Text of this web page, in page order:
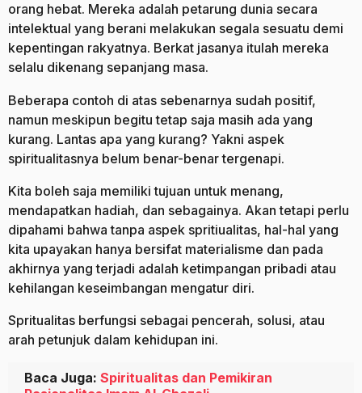
orang hebat. Mereka adalah petarung dunia secara
intelektual yang berani melakukan segala sesuatu demi
kepentingan rakyatnya. Berkat jasanya itulah mereka
selalu dikenang sepanjang masa.
Beberapa contoh di atas sebenarnya sudah positif,
namun meskipun begitu tetap saja masih ada yang
kurang. Lantas apa yang kurang? Yakni aspek
spiritualitasnya belum benar-benar tergenapi.
Kita boleh saja memiliki tujuan untuk menang,
mendapatkan hadiah, dan sebagainya. Akan tetapi perlu
dipahami bahwa tanpa aspek spritiualitas, hal-hal yang
kita upayakan hanya bersifat materialisme dan pada
akhirnya yang terjadi adalah ketimpangan pribadi atau
kehilangan keseimbangan mengatur diri.
Spritualitas berfungsi sebagai pencerah, solusi, atau
arah petunjuk dalam kehidupan ini.
Baca Juga: Spiritualitas dan Pemikiran